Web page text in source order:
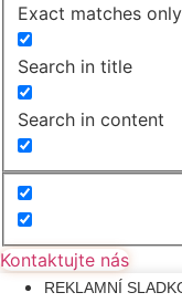
Exact matches only
Search in title
Search in content
Kontaktujte nás
REKLAMNÍ